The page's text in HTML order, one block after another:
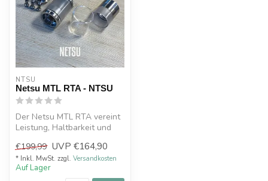
NTSU
Netsu MTL RTA - NTSU
Der Netsu MTL RTA vereint
Leistung, Haltbarkeit und
verm...
€199,99 UVP €164,90
* Inkl. MwSt. zzgl. Versandkosten
Auf Lager